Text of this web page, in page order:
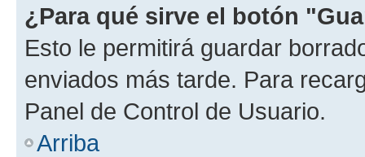
¿Para qué sirve el botón
Esto le permitirá guardar
enviados más tarde. Para
Panel de Control de Usuario.
Arriba